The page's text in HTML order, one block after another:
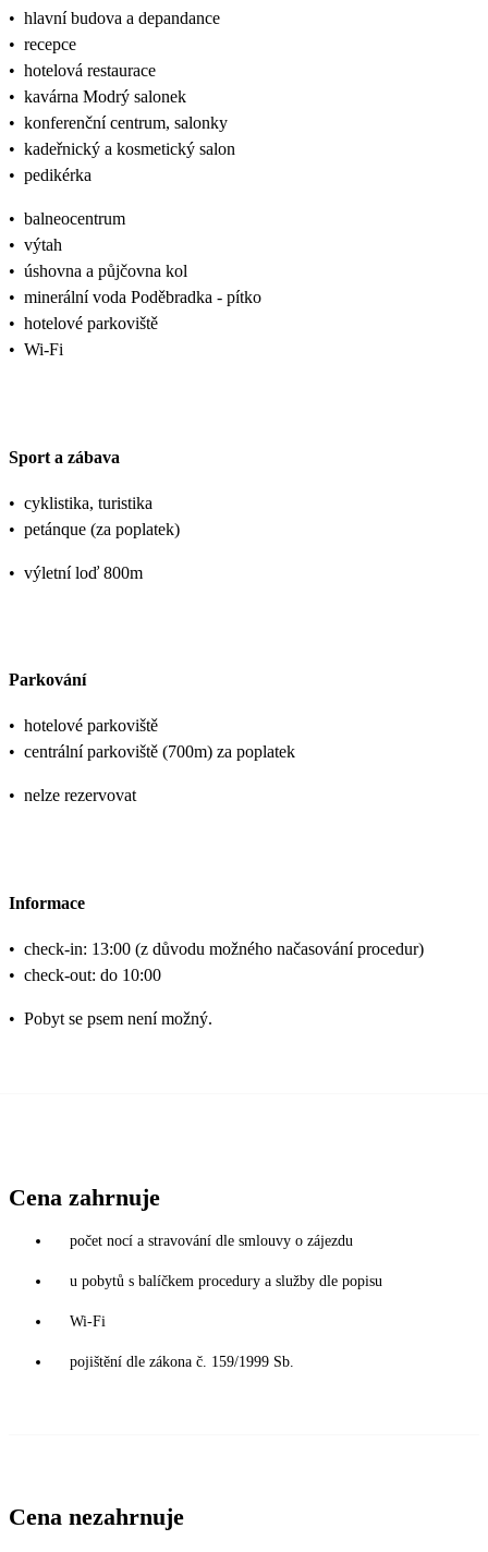
• hlavní budova a depandance
• recepce
• hotelová restaurace
• kavárna Modrý salonek
• konferenční centrum, salonky
• kadeřnický a kosmetický salon
• pedikérka
• balneocentrum
• výtah
• úshovna a půjčovna kol
• minerální voda Poděbradka - pítko
• hotelové parkoviště
• Wi-Fi
Sport a zábava
• cyklistika, turistika
• petánque (za poplatek)
• výletní loď 800m
Parkování
• hotelové parkoviště
• centrální parkoviště (700m) za poplatek
• nelze rezervovat
Informace
• check-in: 13:00 (z důvodu možného načasování procedur)
• check-out: do 10:00
• Pobyt se psem není možný.
Cena zahrnuje
počet nocí a stravování dle smlouvy o zájezdu
u pobytů s balíčkem procedury a služby dle popisu
Wi-Fi
pojištění dle zákona č. 159/1999 Sb.
Cena nezahrnuje